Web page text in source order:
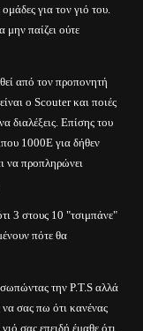
ομάδες για τον γιό του.
μην παίζει ούτε
από τον προπονητή
ο Scouter και ποιές
διαλέξεις. Επίσης του
1000Ε για δήθεν
να προπληρώνει
3 στους 10 "τσιμπάνε"
πότε θα
την P.T.S αλλά
σας πω ότι κανένας
σας επειδή έμαθε ότι